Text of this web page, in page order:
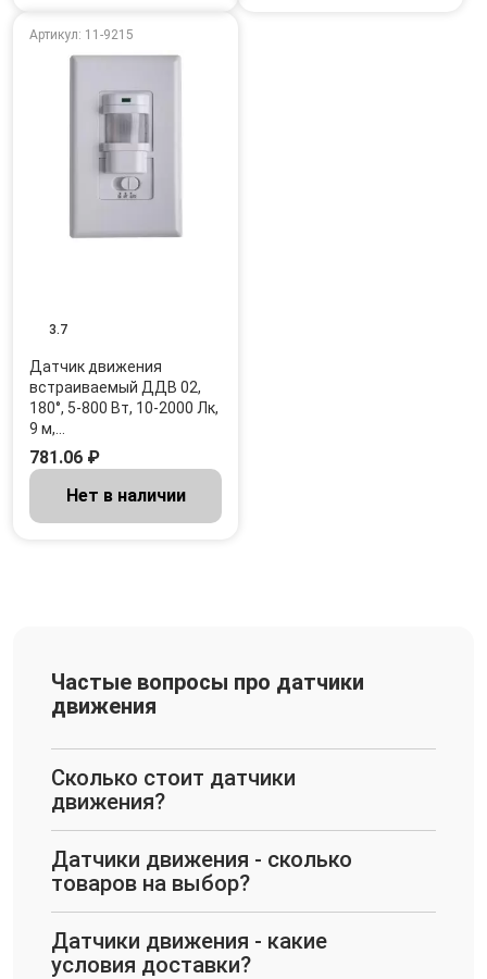
Артикул: 11-9215
3.7
Датчик движения
встраиваемый ДДВ 02,
180°, 5-800 Вт, 10-2000 Лк,
9 м,…
781.06 ₽
Нет в наличии
Частые вопросы про датчики
движения
Сколько стоит датчики
движения?
Датчики движения - сколько
товаров на выбор?
Датчики движения - какие
условия доставки?